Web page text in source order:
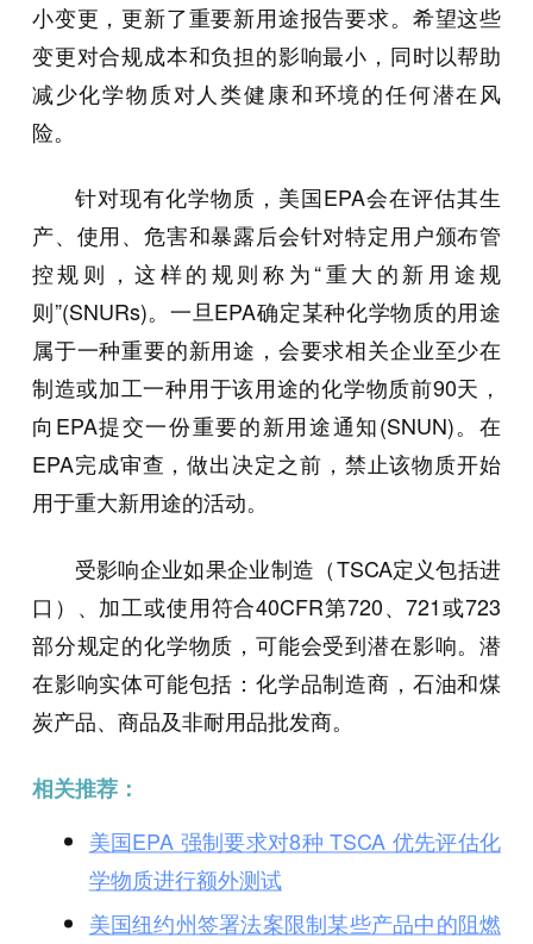
小变更，更新了重要新用途报告要求。希望这些
变更对合规成本和负担的影响最小，同时以帮助
减少化学物质对人类健康和环境的任何潜在风
险。
针对现有化学物质，美国EPA会在评估其生
产、使用、危害和暴露后会针对特定用户颁布管
控规则，这样的规则称为“重大的新用途规
则”(SNURs)。一旦EPA确定某种化学物质的用途
属于一种重要的新用途，会要求相关企业至少在
制造或加工一种用于该用途的化学物质前90天，
向EPA提交一份重要的新用途通知(SNUN)。在
EPA完成审查，做出决定之前，禁止该物质开始
用于重大新用途的活动。
受影响企业如果企业制造（TSCA定义包括进
口）、加工或使用符合40CFR第720、721或723
部分规定的化学物质，可能会受到潜在影响。潜
在影响实体可能包括：化学品制造商，石油和煤
炭产品、商品及非耐用品批发商。
相关推荐：
美国EPA 强制要求对8种 TSCA 优先评估化
学物质进行额外测试
美国纽约州签署法案限制某些产品中的阻燃